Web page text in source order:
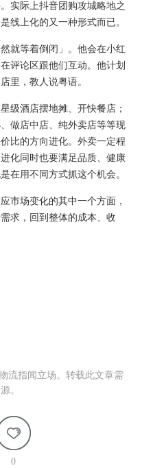
实际上抖音团购攻城略地之
线上化的又一种形式而已。
就等着倒闭」。他会在小红
评论区跟他们互动。他计划
里，教人说粤语。
级酒店摆地摊、开快餐店；
做店中店、纯外卖店等等现
比的方向进化。外卖一定程
化同时也要满足品质、健康
在用不同方式抓这个机会。
市场变化的其中一个方面，
求，回到整体的成本、收
流指闻立场。转载此文章需
。
0